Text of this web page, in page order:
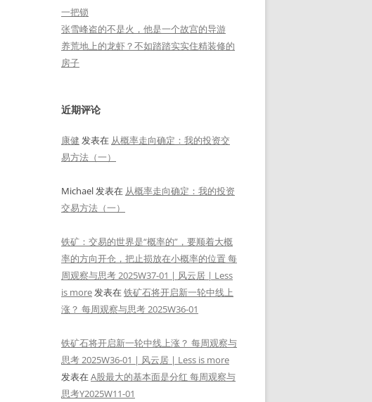
一把锁
张雪峰盗的不是火，他是一个故宫的导游
养荒地上的龙虾？不如踏踏实实住精装修的
房子
近期评论
康健 发表在 从概率走向确定：我的投资交
易方法（一）
Michael发表在 从概率走向确定：我的投资
交易方法（一）
铁矿：交易的世界是“概率的”，要顺着大概
率的方向开仓，把止损放在小概率的位置 每
周观察与思考 2025W37-01 | 风云居 | Less
is more发表在铁矿石将开启新一轮中线上
涨？ 每周观察与思考 2025W36-01
铁矿石将开启新一轮中线上涨？ 每周观察与
思考 2025W36-01 | 风云居 | Less is more
发表在A股最大的基本面是分红 每周观察与
思考Y2025W11-01